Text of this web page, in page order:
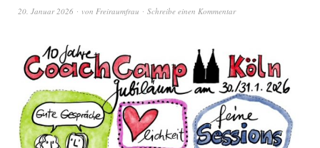
20. Januar 2026 von Freiraumfrau Schreibe einen Kommentar